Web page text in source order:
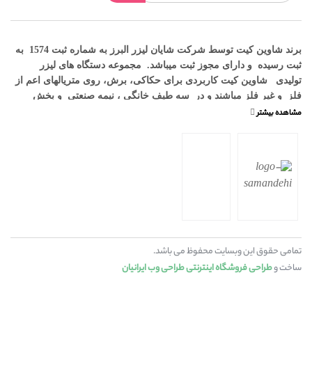
برند شاوین کیت توسط شرکت شایان لیزر البرز به شماره ثبت 1574 به
ثبت رسیده و دارای مجوز ثبت میباشد. مجموعه دستگاه های لیزر
تولیدی شاوین کیت کاربردی برای حکاکی، برش، روی متریالهای اعم از
فلز و غیر فلز مباشند و در سه طیف خانگی ، نیمه صنعتی و بخش
دانش آموزی قرار میگیرند که متناسب با کسب و کارهای خانگی و
تمامی حقوق این وبسایت محفوظ می باشد.
ساخت وطراحی فروشگاه اینترنتیطراحی وب ایرانیان